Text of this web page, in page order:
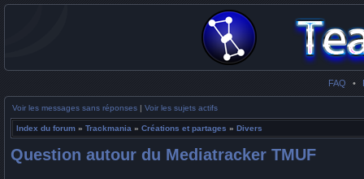
FAQ •
Voir les messages sans réponses | Voir les sujets actifs
Index du forum » Trackmania » Créations et partages » Divers
Question autour du Mediatracker TMUF